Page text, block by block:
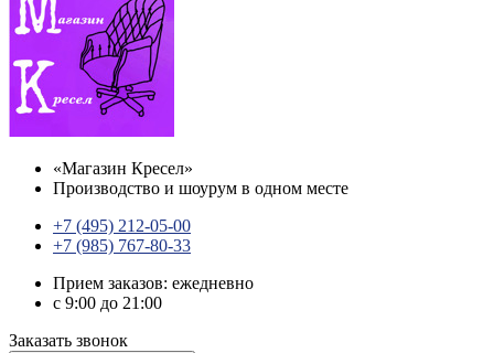
«Магазин Кресел»
Производство и шоурум в одном месте
+7 (495) 212-05-00
+7 (985) 767-80-33
Прием заказов: ежедневно
с 9:00 до 21:00
Заказать звонок